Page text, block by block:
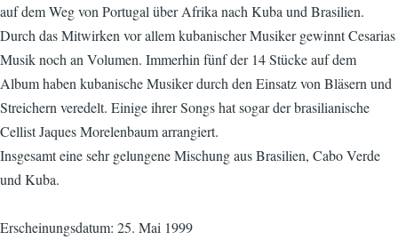
auf dem Weg von Portugal über Afrika nach Kuba und Brasilien.
Durch das Mitwirken vor allem kubanischer Musiker gewinnt Cesarias
Musik noch an Volumen. Immerhin fünf der 14 Stücke auf dem
Album haben kubanische Musiker durch den Einsatz von Bläsern und
Streichern veredelt. Einige ihrer Songs hat sogar der brasilianische
Cellist Jaques Morelenbaum arrangiert.
Insgesamt eine sehr gelungene Mischung aus Brasilien, Cabo Verde
und Kuba.
Erscheinungsdatum: 25. Mai 1999